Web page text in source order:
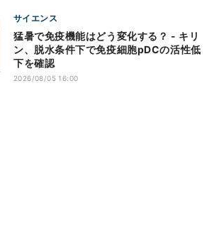
サイエンス
猛暑で免疫機能はどう変化する？ - キリ
ン、脱水条件下で免疫細胞pDCの活性低
下を確認
2026/08/05 16:00